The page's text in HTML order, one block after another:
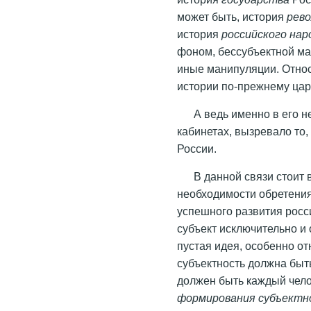
может быть, история
историяроссийского
фоном, бессубъектной
иные манипуляции.
истории по-прежнему
А ведь именно в его
кабинетах, вызревало
России.
В данной связи
необходимости
успешного развития
субъект исключительно
пустая идея, особенно
субъектность должна
должен быть каждый
формирования